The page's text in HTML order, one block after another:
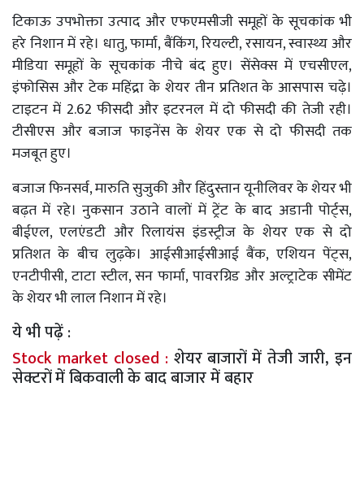
टिकाऊ उपभोक्ता उत्पाद और एफएमसीजी समूहों के सूचकांक भी
हरे निशान में रहे। धातु, फार्मा, बैंकिंग, रियल्टी, रसायन, स्वास्थ्य और
मीडिया समूहों के सूचकांक नीचे बंद हुए। सेंसेक्स में एचसीएल,
इंफोसिस और टेक महिंद्रा के शेयर तीन प्रतिशत के आसपास चढ़े।
टाइटन में 2.62 फीसदी और इटरनल में दो फीसदी की तेजी रही।
टीसीएस और बजाज फाइनेंस के शेयर एक से दो फीसदी तक
मजबूत हुए।
बजाज फिनसर्व, मारुति सुजुकी और हिंदुस्तान यूनीलिवर के शेयर भी
बढ़त में रहे। नुकसान उठाने वालों में ट्रेंट के बाद अडानी पोर्ट्स,
बीईएल, एलएंडटी और रिलायंस इंडस्ट्रीज के शेयर एक से दो
प्रतिशत के बीच लुढ़के। आईसीआईसीआई बैंक, एशियन पेंट्स,
एनटीपीसी, टाटा स्टील, सन फार्मा, पावरग्रिड और अल्ट्राटेक सीमेंट
के शेयर भी लाल निशान में रहे।
ये भी पढ़ें :
Stock market closed : शेयर बाजारों में तेजी जारी, इन
सेक्टरों में बिकवाली के बाद बाजार में बहार